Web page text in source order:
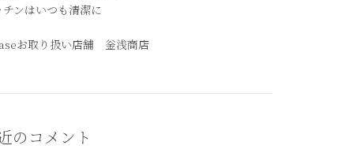
チンはいつも清潔に
お取り扱い店舗 釡浅商店
のコメント